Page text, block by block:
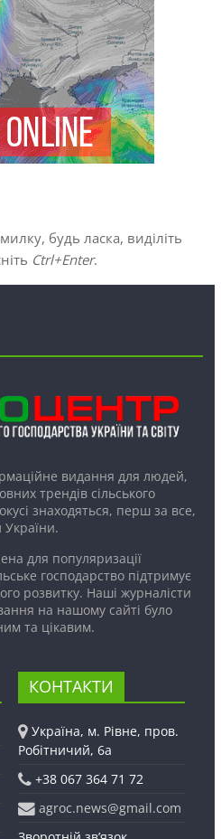
будь ласка, виділіть
Ctrl+Enter.
видання для людей,
трендів сільського
знаходяться, перш за все,
України.
для популяризації
господарство підтримує
розвитку. Наші журналісти
на нашому сайті було
та цікавим.
КОНТАКТИ
Україна, м. Рівне, пров.
Робітничий, 6а
+38 067 364 71 72
agroc.news@gmail.com